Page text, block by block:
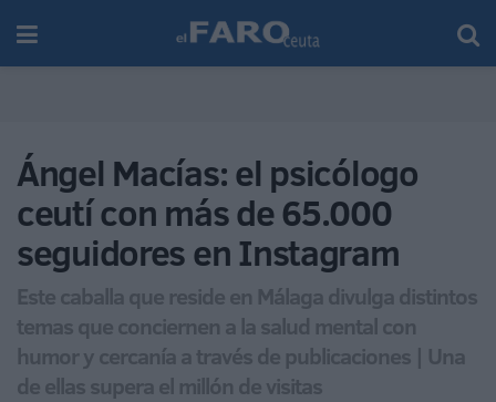
Ángel Macías: el psicólogo
ceutí con más de 65.000
seguidores en Instagram
Este caballa que reside en Málaga divulga distintos
temas que conciernen a la salud mental con
humor y cercanía a través de publicaciones | Una
de ellas supera el millón de visitas